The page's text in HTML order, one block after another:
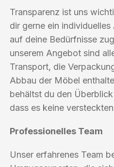
Transparenz ist uns
dir gerne ein
auf deine Bedürfnisse
unserem Angebot sind
Transport, die
Abbau der Möbel
behältst du den
dass es keine
Professionelles Team
Unser erfahrenes Team